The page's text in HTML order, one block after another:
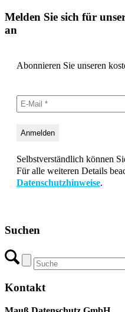
Melden Sie sich für
an
Abonnieren Sie unseren
Selbstverständlich können
Für alle weiteren Details
Datenschutzhinweise.
Suchen
Kontakt